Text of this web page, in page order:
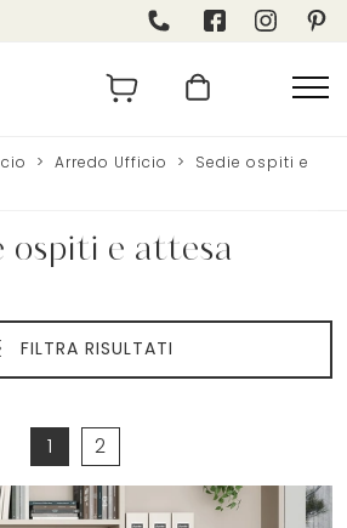
> Arredo Ufficio >
Sedie ospiti e
ospiti e attesa
FILTRA RISULTATI
1 2